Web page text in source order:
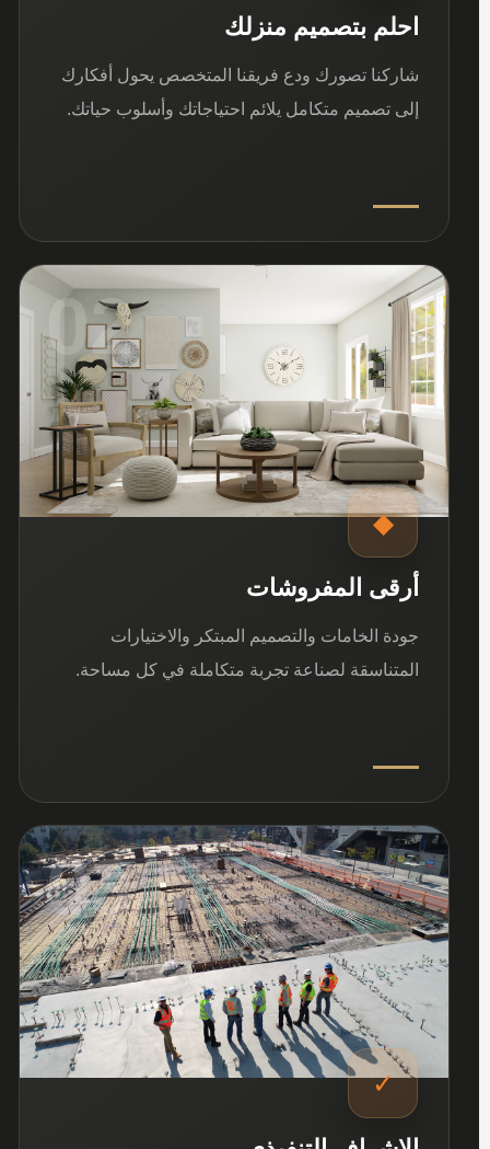
احلم بتصميم منزلك
شاركنا تصورك ودع فريقنا المتخصص يحول أفكارك
إلى تصميم متكامل يلائم احتياجاتك وأسلوب حياتك.
02
◆
أرقى المفروشات
جودة الخامات والتصميم المبتكر والاختيارات
المتناسقة لصناعة تجربة متكاملة في كل مساحة.
03
✓